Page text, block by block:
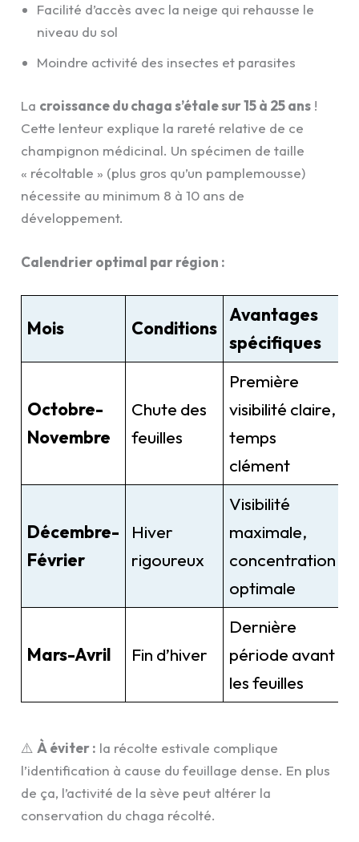
Facilité d’accès avec la neige qui rehausse le
niveau du sol
Moindre activité des insectes et parasites
La croissance du chaga s’étale sur 15 à 25 ans !
Cette lenteur explique la rareté relative de ce
champignon médicinal. Un spécimen de taille
« récoltable » (plus gros qu’un pamplemousse)
nécessite au minimum 8 à 10 ans de
développement.
Calendrier optimal par région :
Mois Conditions
Avantages
spécifiques
Octobre-
Novembre
Chute des
feuilles
Première
visibilité claire,
temps
clément
Décembre-
Février
Hiver
rigoureux
Visibilité
maximale,
concentration
optimale
Mars-Avril Fin d’hiver
Dernière
période avant
les feuilles
⚠️ À éviter : la récolte estivale complique
l’identification à cause du feuillage dense. En plus
de ça, l’activité de la sève peut altérer la
conservation du chaga récolté.